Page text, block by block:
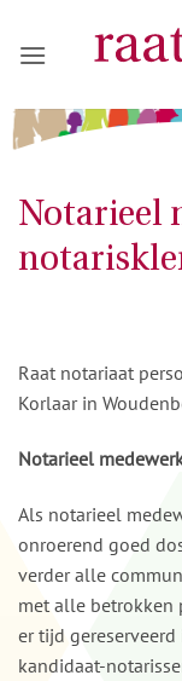
naar
Notarieel
Raat notariaat
Korlaar in
Notarieel
Als notarieel
onroerend goed
verder alle
met alle betrokken
er tijd gereserveerd
kandidaat-